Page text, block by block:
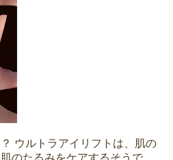
ウルトラアイリフトは、肌の
のたるみをケアするそうで